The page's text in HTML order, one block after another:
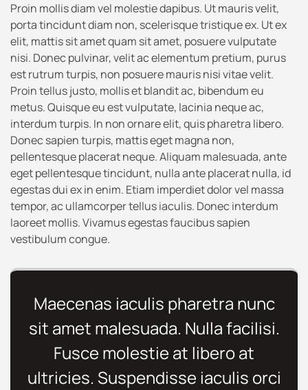
Proin mollis diam vel molestie dapibus. Ut mauris velit,
porta tincidunt diam non, scelerisque tristique ex. Ut ex
elit, mattis sit amet quam sit amet, posuere vulputate
nisi. Donec pulvinar, velit ac elementum pretium, purus
est rutrum turpis, non posuere mauris nisi vitae velit.
Proin tellus justo, mollis et blandit ac, bibendum eu
metus. Quisque eu est vulputate, lacinia neque ac,
interdum turpis. In non ornare elit, quis pharetra libero.
Donec sapien turpis, mattis eget magna non,
pellentesque placerat neque. Aliquam malesuada, ante
eget pellentesque tincidunt, nulla ante placerat nulla, id
egestas dui ex in enim. Etiam imperdiet dolor vel massa
tempor, ac ullamcorper tellus iaculis. Donec interdum
laoreet mollis. Vivamus egestas faucibus sapien
vestibulum congue.
Maecenas iaculis pharetra nunc
sit amet malesuada. Nulla facilisi.
Fusce molestie at libero at
ultricies. Suspendisse iaculis orci